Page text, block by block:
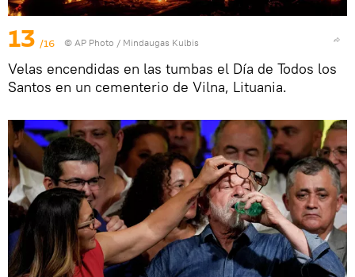
13 /16 © AP Photo / Mindaugas Kulbis
Velas encendidas en las tumbas el Día de Todos los
Santos en un cementerio de Vilna, Lituania.